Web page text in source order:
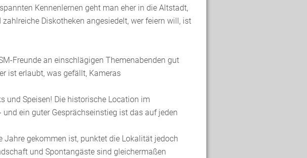
Kennenlernen geht man eher in die Altstadt,
Diskotheken angesiedelt, wer feiern will, ist
Freunde an einschlägigen Themenabenden gut
ist erlaubt, was gefällt, Kameras
und Speisen! Die historische Location im
ein guter Gesprächseinstieg ist das auf jeden
gekommen ist, punktet die Lokalität jedoch
und Spontangäste sind gleichermaßen